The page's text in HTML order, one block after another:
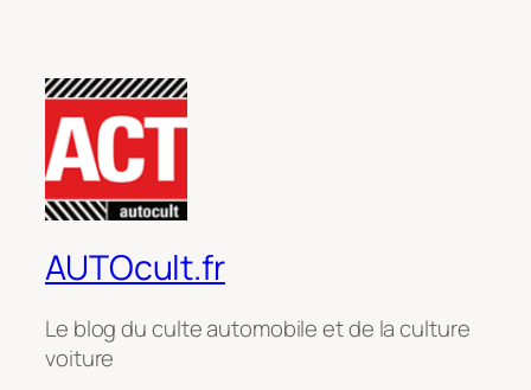
AUTOcult.fr
Le blog du culte automobile et de la culture
voiture